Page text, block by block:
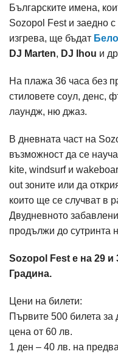
Българските имена,
Sozоpol Fest и заедно
изгрева, ще бъдат
DJ Marten, DJ Ihou и
На плажа 36 часа без
стиловете соул, денс,
лаундж, ню джаз.
В дневната част на
възможност да се
kite, windsurf и
out зоните или да
които ще се случват в
Двудневното
продължи до сутринта
Sozopol Fest е на 29
Градина.
Цени на билети:
Първите 500 билета за
цена от 60 лв.
1 ден – 40 лв. на